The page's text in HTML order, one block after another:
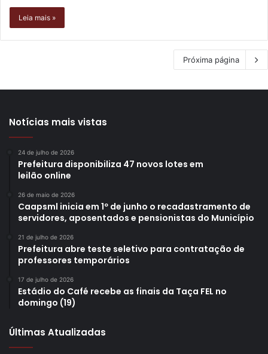
Leia mais »
Próxima página
Notícias mais vistas
24 de julho de 2026
Prefeitura disponibiliza 47 novos lotes em
leilão online
26 de maio de 2026
Caapsml inicia em 1º de junho o recadastramento de
servidores, aposentados e pensionistas do Município
21 de julho de 2026
Prefeitura abre teste seletivo para contratação de
professores temporários
17 de julho de 2026
Estádio do Café recebe as finais da Taça FEL no
domingo (19)
Últimas Atualizadas